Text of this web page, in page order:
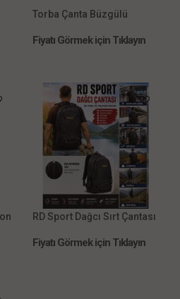
Torba Çanta Büzgülü
Fiyatı Görmek için Tıklayın
RD Sport Dağcı Sırt Çantası
Fiyatı Görmek için Tıklayın